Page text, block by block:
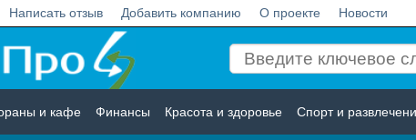
Написать отзыв Добавить компанию О проекте Новости
и кафе Финансы Красота и здоровье Спорт и